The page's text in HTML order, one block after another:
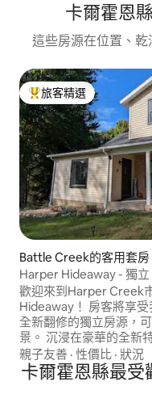
卡爾霍恩
這些房源在位置、乾
旅客精選榜首
旅客精選
Battle Creek的客用套房
Harper Hideaway - 獨立
歡迎來到Harper Creek
Hideaway！ 房客將享受
全新翻修的獨立房源，
景。 沉浸在豪華的全新
鬆的有機棉寢具。 一天
制頭枕的豪華雙人躺椅
器，舒緩疲憊的雙腿和
親子友善 · 性價比 · 狀況
卡爾霍恩縣最